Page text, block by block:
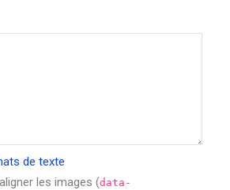
de texte
les images (data-